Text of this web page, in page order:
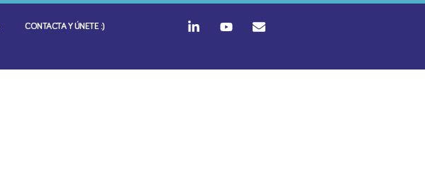
CONTACTA Y ÚNETE :)